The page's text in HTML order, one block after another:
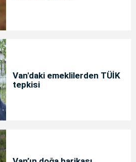
Van'daki emeklilerden TÜİK
tepkisi